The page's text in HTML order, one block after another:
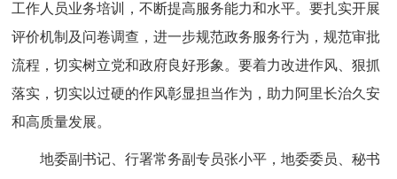
工作人员业务培训，不断提高服务能力和水平。要扎实开展
评价机制及问卷调查，进一步规范政务服务行为，规范审批
流程，切实树立党和政府良好形象。要着力改进作风、狠抓
落实，切实以过硬的作风彰显担当作为，助力阿里长治久安
和高质量发展。
地委副书记、行署常务副专员张小平，地委委员、秘书